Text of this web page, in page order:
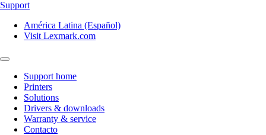
Support
América Latina (Español)
Visit Lexmark.com
Support home
Printers
Solutions
Drivers & downloads
Warranty & service
Contacto